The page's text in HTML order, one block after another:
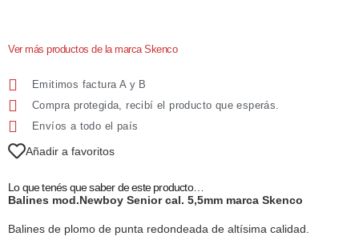
Ver más productos de la marca Skenco
Emitimos factura A y B
Compra protegida, recibí el producto que esperás.
Envíos a todo el país
Añadir a favoritos
Lo que tenés que saber de este producto…
Balines mod.Newboy Senior cal. 5,5mm marca Skenco
Balines de plomo de punta redondeada de altísima calidad.